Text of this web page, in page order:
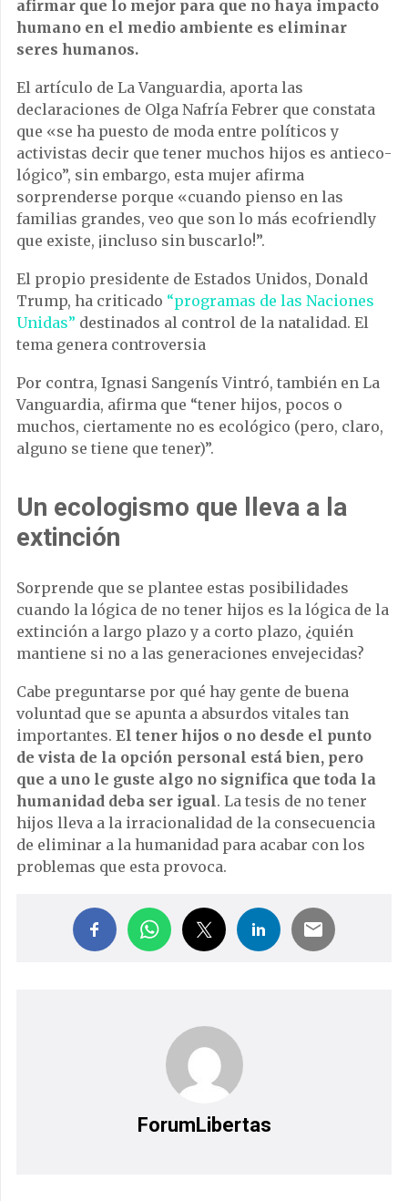
afirmar que lo mejor para que no haya impacto
humano en el medio ambiente es eliminar
seres humanos.
El artículo de La Vanguardia, aporta las
declaraciones de Olga Nafría Febrer que constata
que «se ha puesto de moda entre políticos y
activistas decir que tener muchos hijos es antieco­
ló­gico”, sin embargo, esta mujer afirma
sorprenderse porque «cuando pienso en las
familias grandes, veo que son lo más ecofriendly
que existe, ¡incluso sin buscarlo!”.
El propio presidente de Estados Unidos, Donald
Trump, ha criticado “programas de las Naciones
Unidas” destinados al control de la natalidad. El
tema genera controversia
Por contra, Ignasi Sangenís Vintró, también en La
Vanguardia, afirma que “tener hijos, pocos o
muchos, ciertamente no es ecológico (pero, claro,
alguno se tiene que tener)”.
Un ecologismo que lleva a la
extinción
Sorprende que se plantee estas posibilidades
cuando la lógica de no tener hijos es la lógica de la
extinción a largo plazo y a corto plazo, ¿quién
mantiene si no a las generaciones envejecidas?
Cabe preguntarse por qué hay gente de buena
voluntad que se apunta a absurdos vitales tan
importantes. El tener hijos o no desde el punto
de vista de la opción personal está bien, pero
que a uno le guste algo no significa que toda la
humanidad deba ser igual. La tesis de no tener
hijos lleva a la irracionalidad de la consecuencia
de eliminar a la humanidad para acabar con los
problemas que esta provoca.
ForumLibertas